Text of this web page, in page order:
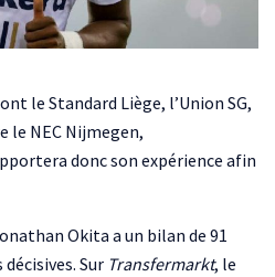
le Standard Liège, l’Union SG,
le NEC Nijmegen,
donc son expérience afin
Okita a un bilan de 91
Sur Transfermarkt, le